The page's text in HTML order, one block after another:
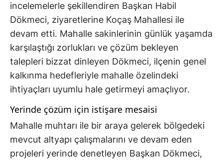
incelemelerle şekillendiren Başkan Habil
Dökmeci, ziyaretlerine Koçaş Mahallesi ile
devam etti. Mahalle sakinlerinin günlük yaşamda
karşılaştığı zorlukları ve çözüm bekleyen
talepleri bizzat dinleyen Dökmeci, ilçenin genel
kalkınma hedefleriyle mahalle özelindeki
ihtiyaçları uyumlu hale getirmeyi amaçlıyor.
Yerinde çözüm için istişare mesaisi
Mahalle muhtarı ile bir araya gelerek bölgedeki
mevcut altyapı çalışmalarını ve devam eden
projeleri yerinde denetleyen Başkan Dökmeci,